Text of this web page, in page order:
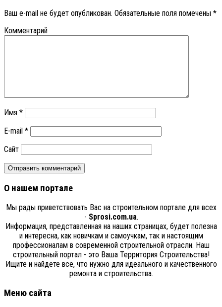
Ваш e-mail не будет опубликован. Обязательные поля помечены *
Комментарий
Имя *
E-mail *
Сайт
О нашем портале
Мы рады приветствовать Вас на строительном портале для всех
- Sprosi.com.ua.
Информация, представленная на наших страницах, будет полезна
и интересна, как новичкам и самоучкам, так и настоящим
профессионалам в современной строительной отрасли. Наш
строительный портал - это Ваша Территория Строительства!
Ищите и найдете все, что нужно для идеального и качественного
ремонта и строительства.
Меню сайта